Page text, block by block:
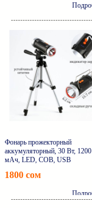
Фонарь прожекторный
аккумуляторный, 30 Вт, 1200
мАч, LED, COB, USB
1800 сом